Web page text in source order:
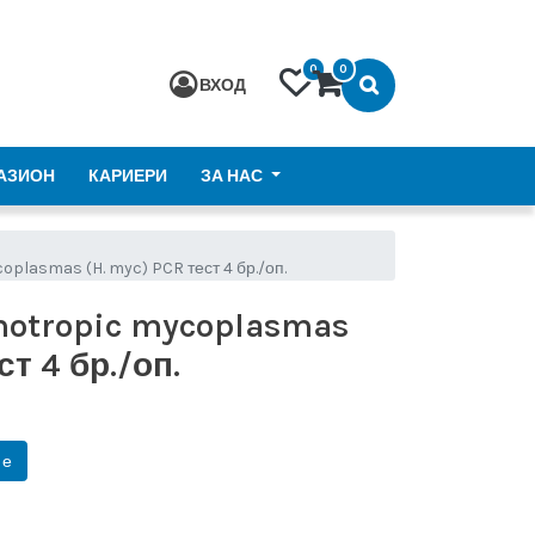
ВХОД
0 0
КАРИЕРИ ЗА НАС
(H. myc) PCR тест 4 бр./оп.
mycoplasmas
4 бр./оп.